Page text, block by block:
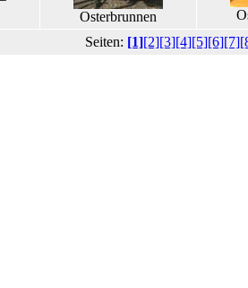
Osterbrunnen
Seiten: [1][2][3][4][5][6][7]